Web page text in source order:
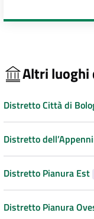
Altri luoghi
Distretto Città di
Distretto
Distretto Pianura Est
Distretto Pianura